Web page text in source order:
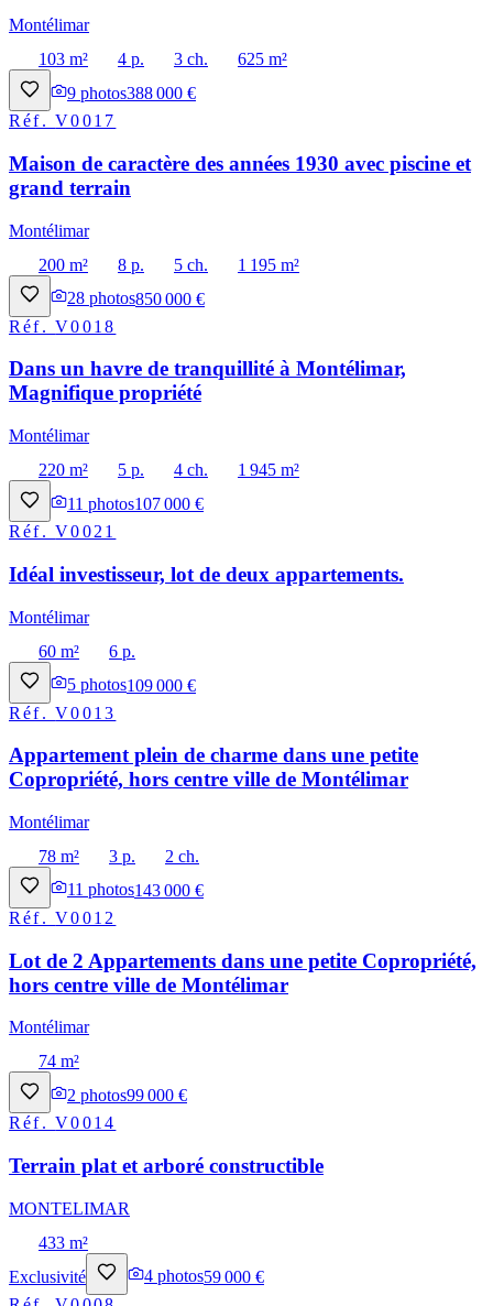
Montélimar
103 m²
4 p. 3 ch.
625 m²
9 photos388 000 €
Réf.V0017
Maison de caractère des années 1930 avec piscine et
grand terrain
Montélimar
200 m²
8 p. 5 ch.
1 195 m²
28 photos850 000 €
Réf.V0018
Dans un havre de tranquillité à Montélimar,
Magnifique propriété
Montélimar
220 m²
5 p. 4 ch.
1 945 m²
11 photos107 000 €
Réf.V0021
Idéal investisseur, lot de deux appartements.
Montélimar
60 m²
6 p.
5 photos109 000 €
Réf.V0013
Appartement plein de charme dans une petite
Copropriété, hors centre ville de Montélimar
Montélimar
78 m²
3 p.
2 ch.
11 photos143 000 €
Réf.V0012
Lot de 2 Appartements dans une petite Copropriété,
hors centre ville de Montélimar
Montélimar
74 m²
2 photos99 000 €
Réf.V0014
Terrain plat et arboré constructible
MONTELIMAR
433 m²
Exclusivité
4 photos59 000 €